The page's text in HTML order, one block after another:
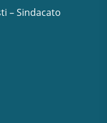
– Sindacato